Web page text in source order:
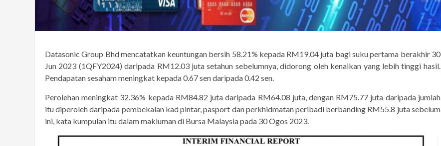
Datasonic Group Bhd mencatatkan keuntungan bersih 58.21% kepada RM19.04 juta bagi suku pertama berakhir 30
Jun 2023 (1QFY2024) daripada RM12.03 juta setahun sebelumnya, didorong oleh kenaikan yang lebih tinggi hasil.
Pendapatan sesaham meningkat kepada 0.67 sen daripada 0.42 sen.
Perolehan meningkat 32.36% kepada RM84.82 juta daripada RM64.08 juta, dengan RM75.77 juta daripada jumlah
itu diperoleh daripada pembekalan kad pintar, pasport dan perkhidmatan peribadi berbanding RM55.8 juta sebelum
ini, kata kumpulan itu dalam makluman di Bursa Malaysia pada 30 Ogos 2023.